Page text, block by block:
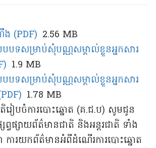
(PDF) 2.56 MB
បទសម្រាប់សុំបណ្ណសម្គាល់ខ្លួនអ្នកសារ
1.9 MB
បទសម្រាប់សុំបណ្ណសម្គាល់ខ្លួនអ្នកសារ
1.78 MB
តិរៀបចំការបោះឆ្នោត (គ.ជ.ប) សូមជូន
វផ្សាយព័ត៌មានជាតិ និងអន្តរជាតិ ទាំង
ការយកព័ត៌មានអំពីដំណើរការបោះឆ្នោត